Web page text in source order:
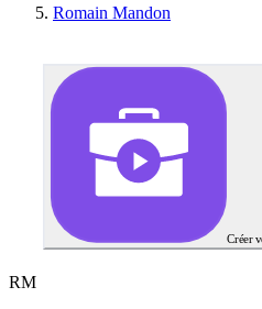
Romain Mandon
Créer
RM